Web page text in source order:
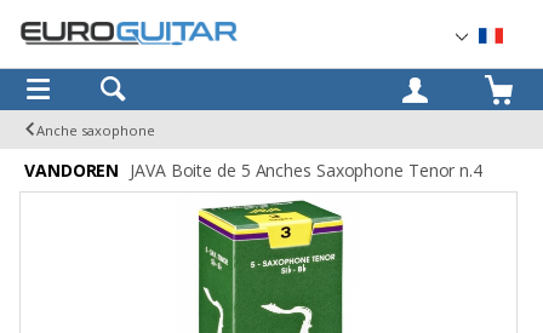
OK
Anche saxophone
VANDOREN JAVA Boite de 5 Anches Saxophone Tenor n.4